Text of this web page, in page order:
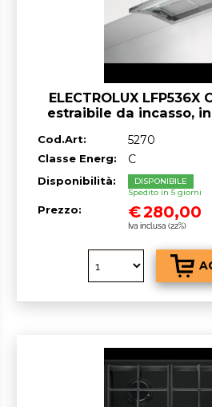
ELECTROLUX
estraibile da incasso,
Cod.Art: 5270
Classe Energ: C
Disponibilità:
DISPONIBILE
Spedito in 5 giorni
Prezzo: €280,00
Iva inclusa (22%)